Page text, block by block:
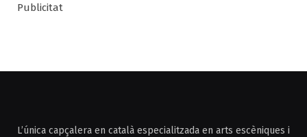
Publicitat
L’única capçalera en català especialitzada en arts escèniques i